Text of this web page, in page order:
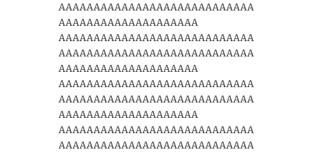
AAAAAAAAAAAAAAAAAAAAAAAAAAAA
AAAAAAAAAAAAAAAAAAAA
AAAAAAAAAAAAAAAAAAAAAAAAAAAA
AAAAAAAAAAAAAAAAAAAAAAAAAAAA
AAAAAAAAAAAAAAAAAAAA
AAAAAAAAAAAAAAAAAAAAAAAAAAAA
AAAAAAAAAAAAAAAAAAAAAAAAAAAA
AAAAAAAAAAAAAAAAAAAA
AAAAAAAAAAAAAAAAAAAAAAAAAAAA
AAAAAAAAAAAAAAAAAAAAAAAAAAAA